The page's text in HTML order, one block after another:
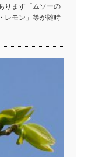
ります「ムソーの
レモン」等が随時